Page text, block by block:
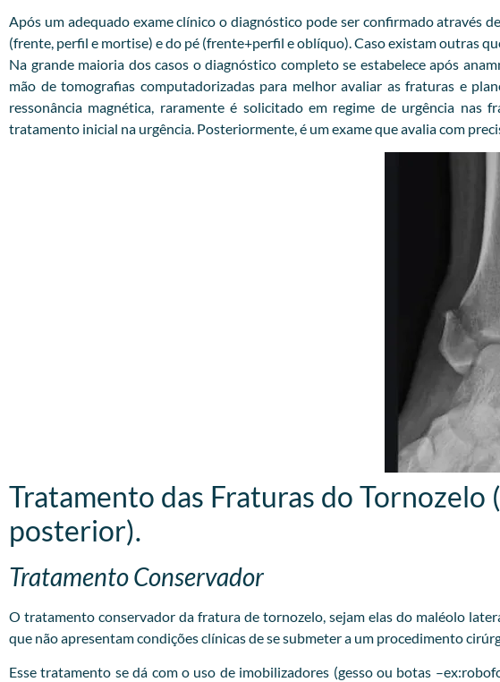
Após um adequado exame clínico o diagnóstico pode ser confirmado através
(frente, perfil e mortise) e do pé (frente+perfil e oblíquo). Caso existam outras
Na grande maioria dos casos o diagnóstico completo se estabelece após
mão de tomografias computadorizadas para melhor avaliar as fraturas e
ressonância magnética, raramente é solicitado em regime de urgência
tratamento inicial na urgência. Posteriormente, é um exame que avalia com
Tratamento das Fraturas do
posterior).
Tratamento Conservador
O tratamento conservador da fratura de tornozelo, sejam elas do maléolo
que não apresentam condições clínicas de se submeter a um procedimento
Esse tratamento se dá com o uso de imobilizadores (gesso ou botas